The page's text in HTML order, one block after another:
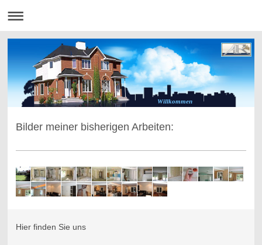
Willkommen
Bilder meiner bisherigen Arbeiten:
Hier finden Sie uns